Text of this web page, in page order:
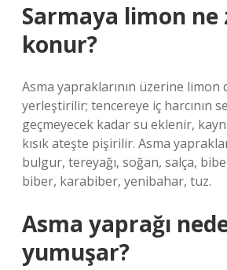
Sarmaya limon ne
konur?
Asma yapraklarının üzerine limon
yerleştirilir; tencereye iç harcının
geçmeyecek kadar su eklenir,
kısık ateşte pişirilir. Asma
bulgur, tereyağı, soğan, salça, biber
biber, karabiber, yenibahar, tuz.
Asma yaprağı
yumuşar?